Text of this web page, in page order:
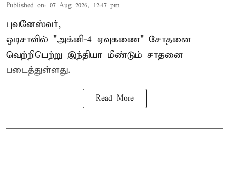
Published on: 07 Aug 2026, 12:47 pm
புவனேஸ்வர்,
ஒடிசாவில் "அக்னி-4 ஏவுகணை" சோதனை
வெற்றிபெற்று இந்தியா மீண்டும் சாதனை
படைத்துள்ளது.
Read More